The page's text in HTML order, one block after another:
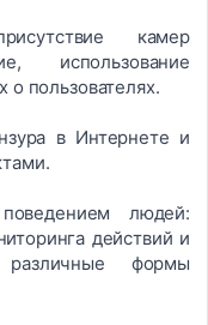
камер
использование
о пользователях.
в Интернете и
людей:
действий и
формы